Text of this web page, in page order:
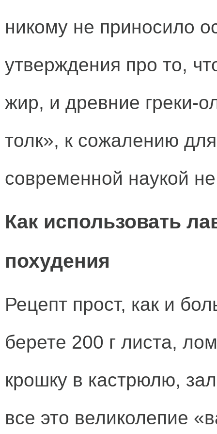
никому не приносило
утверждения про то,
жир, и древние греки-
толк», к сожалению
современной наукой
Как использовать
похудения
Рецепт прост, как и
берете 200 г листа,
крошку в кастрюлю,
все это великолепие